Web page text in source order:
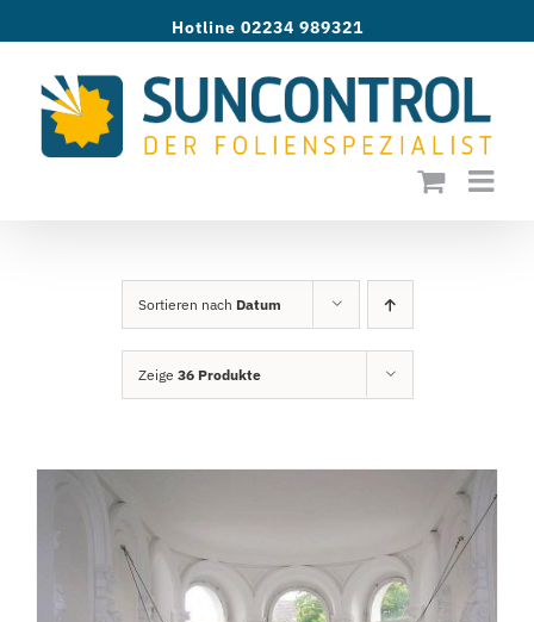
springen
Hotline 02234 989321
Sortieren nach Datum
Zeige 36 Produkte